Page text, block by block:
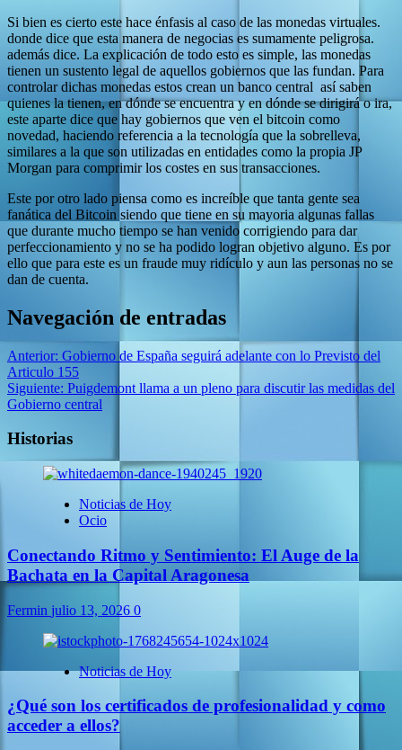
Si bien es cierto este hace énfasis al caso de las monedas virtuales.
donde dice que esta manera de negocias es sumamente peligrosa.
además dice. La explicación de todo esto es simple, las monedas
tienen un sustento legal de aquellos gobiernos que las fundan. Para
controlar dichas monedas estos crean un banco central así saben
quienes la tienen, en dónde se encuentra y en dónde se dirigirá o ira,
este aparte dice que hay gobiernos que ven el bitcoin como
novedad, haciendo referencia a la tecnología que la sobrelleva,
similares a la que son utilizadas en entidades como la propia JP
Morgan para comprimir los costes en sus transacciones.
Este por otro lado piensa como es increíble que tanta gente sea
fanática del Bitcoin siendo que tiene en su mayoria algunas fallas
que durante mucho tiempo se han venido corrigiendo para dar
perfeccionamiento y no se ha podido logran objetivo alguno. Es por
ello que para este es un fraude muy ridículo y aun las personas no se
dan de cuenta.
Navegación de entradas
Anterior: Gobierno de España seguirá adelante con lo Previsto del
Articulo 155
Siguiente: Puigdemont llama a un pleno para discutir las medidas del
Gobierno central
Historias
Noticias de Hoy
Ocio
Conectando Ritmo y Sentimiento: El Auge de la
Bachata en la Capital Aragonesa
Fermin julio 13, 2026 0
Noticias de Hoy
¿Qué son los certificados de profesionalidad y como
acceder a ellos?